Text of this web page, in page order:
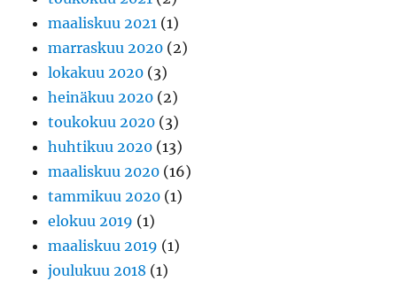
maaliskuu 2021 (1)
marraskuu 2020 (2)
lokakuu 2020 (3)
heinäkuu 2020 (2)
toukokuu 2020 (3)
huhtikuu 2020 (13)
maaliskuu 2020 (16)
tammikuu 2020 (1)
elokuu 2019 (1)
maaliskuu 2019 (1)
joulukuu 2018 (1)